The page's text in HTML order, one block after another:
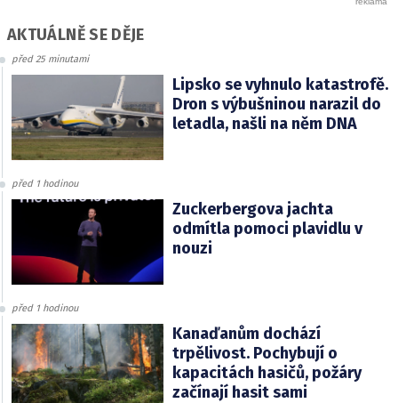
AKTUÁLNĚ SE DĚJE
před 25 minutami
Lipsko se vyhnulo katastrofě.
Dron s výbušninou narazil do
letadla, našli na něm DNA
před 1 hodinou
Zuckerbergova jachta
odmítla pomoci plavidlu v
nouzi
před 1 hodinou
Kanaďanům dochází
trpělivost. Pochybují o
kapacitách hasičů, požáry
začínají hasit sami